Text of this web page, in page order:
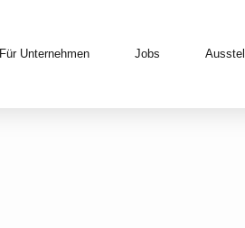
Für Unternehmen Jobs